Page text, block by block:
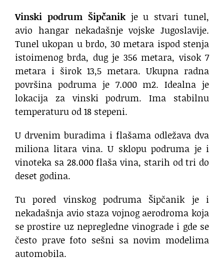
Vinski podrum Šipčanikje u stvari tunel,
avio hangar nekadašnje vojske Jugoslavije.
Tunel ukopan u brdo, 30 metara ispod stenja
istoimenog brda, dug je 356 metara, visok 7
metara i širok 13,5 metara. Ukupna radna
površina podruma je 7.000 m2. Idealna je
lokacija za vinski podrum. Ima stabilnu
temperaturu od 18 stepeni.
U drvenim buradima i flašama odležava dva
miliona litara vina. U sklopu podruma je i
vinoteka sa 28.000 flaša vina, starih od tri do
deset godina.
Tu pored vinskog podruma Šipčanik je i
nekadašnja avio staza vojnog aerodroma koja
se prostire uz nepregledne vinograde i gde se
često prave foto sešni sa novim modelima
automobila.